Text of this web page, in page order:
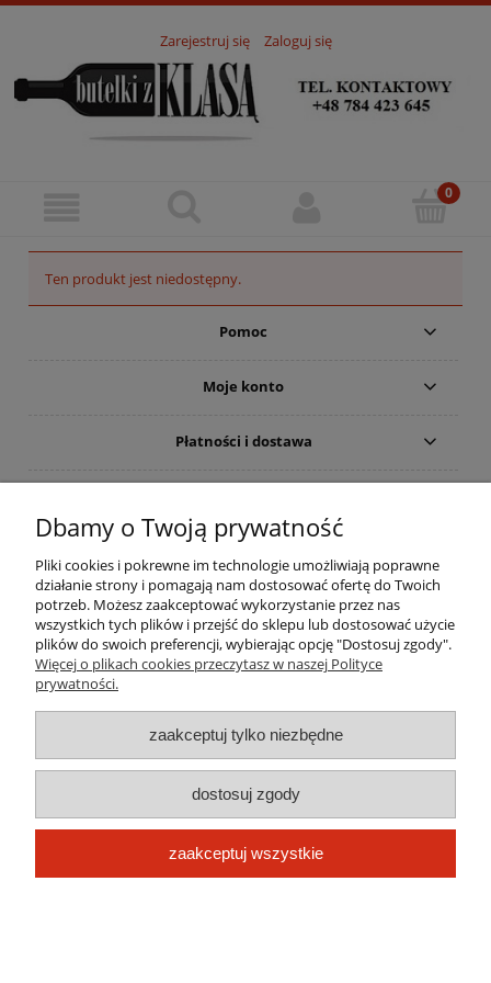
Zarejestruj się Zaloguj się
Ten produkt jest niedostępny.
Pomoc
Moje konto
Płatności i dostawa
pokaż pełną wersję strony
Sklep internetowy Shoper.pl
Dbamy o Twoją prywatność
Pliki cookies i pokrewne im technologie umożliwiają poprawne
działanie strony i pomagają nam dostosować ofertę do Twoich
potrzeb. Możesz zaakceptować wykorzystanie przez nas
wszystkich tych plików i przejść do sklepu lub dostosować użycie
plików do swoich preferencji, wybierając opcję "Dostosuj zgody".
Więcej o plikach cookies przeczytasz w naszej Polityce
prywatności.
zaakceptuj tylko niezbędne
dostosuj zgody
zaakceptuj wszystkie